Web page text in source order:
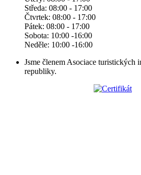
Středa: 08:00 - 17:00
Čtvrtek: 08:00 - 17:00
Pátek: 08:00 - 17:00
Sobota: 10:00 -16:00
Neděle: 10:00 -16:00
Jsme členem Asociace turistických
republiky.